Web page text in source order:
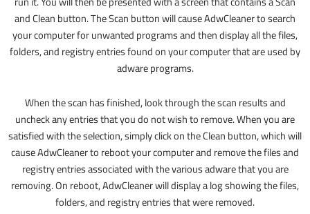
and Clean button. The Scan button will cause AdwCleaner to search
your computer for unwanted programs and then display all the files,
folders, and registry entries found on your computer that are used by
adware programs.
When the scan has finished, look through the scan results and
uncheck any entries that you do not wish to remove. When you are
satisfied with the selection, simply click on the Clean button, which will
cause AdwCleaner to reboot your computer and remove the files and
registry entries associated with the various adware that you are
removing. On reboot, AdwCleaner will display a log showing the files,
folders, and registry entries that were removed.